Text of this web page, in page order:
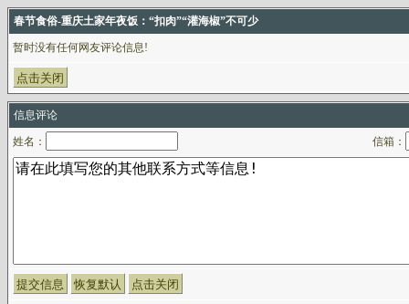
春节食俗-重庆土家年夜饭：“扣肉”“灌海椒”不可少
暂时没有任何网友评论信息!
信息评论
姓名： 信箱：